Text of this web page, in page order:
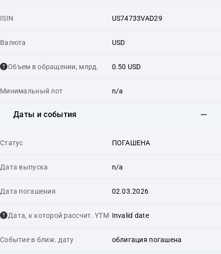
ISIN US74733VAD29
Валюта USD
Объем в обращении, млрд. 0.50 USD
Минимальный лот n/a
Даты и события
Статус ПОГАШЕНА
Дата выпуска n/a
Дата погашения 02.03.2026
Дата, к которой рассчит. YTM Invalid date
Событие в ближ. дату облигация погашена